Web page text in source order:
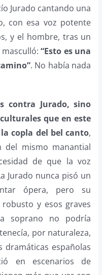
Jurado cantando una
con esa voz potente
y el hombre, tras un
masculló:“Esto es una
. No había nada
contra Jurado, sino
que en este
copla del bel canto,
del mismo manantial
de que la voz
Jurado nunca pisó un
ópera, pero su
y esos graves
soprano no podría
por naturaleza,
dramáticas españolas
en escenarios de